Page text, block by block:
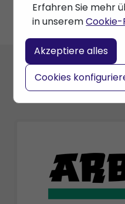
Erfahren Sie mehr
in unseremCookie-
Akzeptiere alles
Cookies